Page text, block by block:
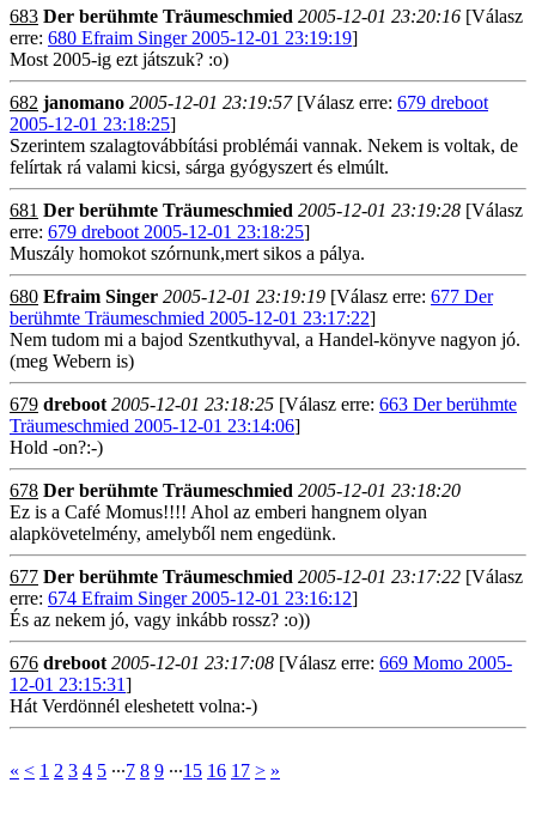
683 Der berühmte Träumeschmied 2005-12-01 23:20:16 [Válasz
erre: 680 Efraim Singer 2005-12-01 23:19:19]
Most 2005-ig ezt játszuk? :o)
682 janomano 2005-12-01 23:19:57[Válasz erre: 679 dreboot
2005-12-01 23:18:25]
Szerintem szalagtovábbítási problémái vannak. Nekem is voltak, de
felírtak rá valami kicsi, sárga gyógyszert és elmúlt.
681 Der berühmte Träumeschmied 2005-12-01 23:19:28 [Válasz
erre: 679 dreboot 2005-12-01 23:18:25]
Muszály homokot szórnunk,mert sikos a pálya.
680 Efraim Singer 2005-12-01 23:19:19 [Válasz erre: 677 Der
berühmte Träumeschmied 2005-12-01 23:17:22]
Nem tudom mi a bajod Szentkuthyval, a Handel-könyve nagyon jó.
(meg Webern is)
679 dreboot 2005-12-01 23:18:25 [Válasz erre: 663 Der berühmte
Träumeschmied 2005-12-01 23:14:06]
Hold -on?:-)
678 Der berühmte Träumeschmied 2005-12-01 23:18:20
Ez is a Café Momus!!!! Ahol az emberi hangnem olyan
alapkövetelmény, amelyből nem engedünk.
677 Der berühmte Träumeschmied 2005-12-01 23:17:22 [Válasz
erre: 674 Efraim Singer 2005-12-01 23:16:12]
És az nekem jó, vagy inkább rossz? :o))
676 dreboot 2005-12-01 23:17:08 [Válasz erre: 669 Momo 2005-
12-01 23:15:31]
Hát Verdönnél eleshetett volna:-)
« < 1 2 3 4 5 ∙∙∙7 8 9 ∙∙∙15 16 17 > »